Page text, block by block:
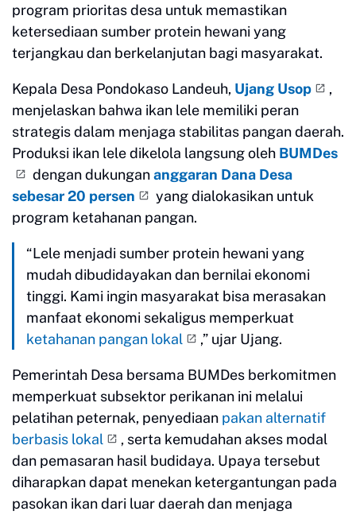
program prioritas desa untuk memastikan
ketersediaan sumber protein hewani yang
terjangkau dan berkelanjutan bagi masyarakat.
Kepala Desa Pondokaso Landeuh, Ujang Usop
,
menjelaskan bahwa ikan lele memiliki peran
strategis dalam menjaga stabilitas pangan daerah.
Produksi ikan lele dikelola langsung oleh BUMDes
dengan dukungananggaran Dana Desa
sebesar 20 persen
yang dialokasikan untuk
program ketahanan pangan.
“Lele menjadi sumber protein hewani yang
mudah dibudidayakan dan bernilai ekonomi
tinggi. Kami ingin masyarakat bisa merasakan
manfaat ekonomi sekaligus memperkuat
ketahanan pangan lokal
,” ujar Ujang.
Pemerintah Desa bersama BUMDes berkomitmen
memperkuat subsektor perikanan ini melalui
pelatihan peternak, penyediaan pakan alternatif
berbasis lokal
, serta kemudahan akses modal
dan pemasaran hasil budidaya. Upaya tersebut
diharapkan dapat menekan ketergantungan pada
pasokan ikan dari luar daerah dan menjaga